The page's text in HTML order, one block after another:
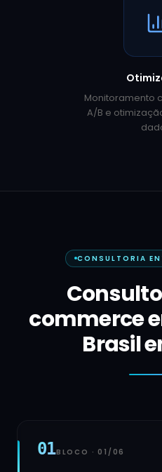
Monitoramento
A/B e
CONSULTORIA
commerce
Brasil
01BLOCO ·01 /06